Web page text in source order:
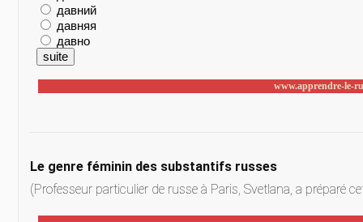
Le genre féminin des substantifs russes
(Professeur particulier de russe à Paris, Svetlana, a préparé